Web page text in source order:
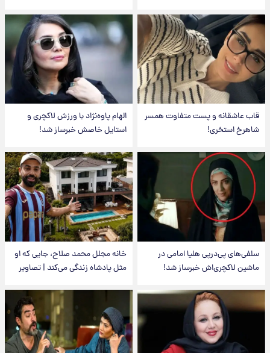
قاب عاشقانه و پست متفاوت همسر
شاهرخ استخری!
الهام پاوه‌نژاد با ورزش لاکچری و
استایل خاصش خبرساز شد!
سلفی‌های پی‌درپی هلیا امامی در
ماشین لاکچری‌اش خبرساز شد!
خانه مجلل محمد صلاح، جایی که او
مثل پادشاه زندگی می‌کند | تصاویر